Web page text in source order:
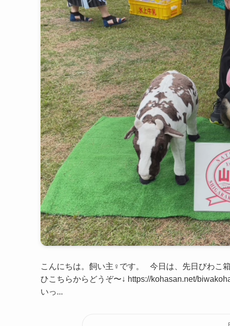
こんにちは。飼い主♀です。 今日は、先日びわこ
ひこちらからどうぞ〜↓ https://kohasan.net/
いっ...